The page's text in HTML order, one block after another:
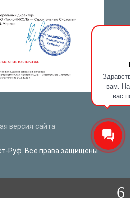
вам.
вас
версия сайта
Руф. Все права защищены.